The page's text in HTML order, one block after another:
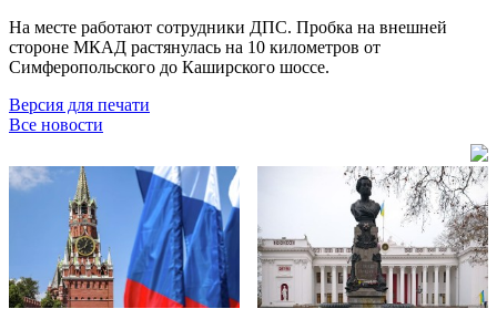
На месте работают сотрудники ДПС. Пробка на внешней
стороне МКАД растянулась на 10 километров от
Симферопольского до Каширского шоссе.
Версия для печати
Все новости